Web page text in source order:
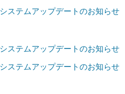
システムアップデートのお知らせ
システムアップデートのお知らせ
システムアップデートのお知らせ